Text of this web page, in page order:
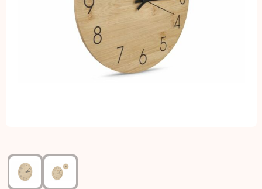
Kinderen, Peuters en Baby's
Klokken, horloges en weerstations
Persoonlijke verzorging
Reisbenodigdheden